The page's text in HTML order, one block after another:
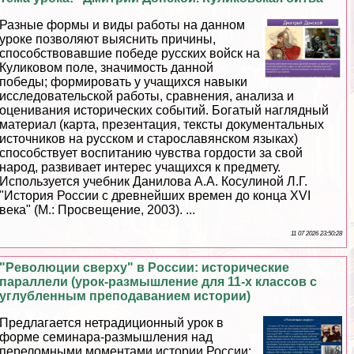
Разные формы и виды работы на данном
уроке позволяют выяснить причины,
способствовавшие победе русских войск на
Куликовом поле, значимость данной
победы; формировать у учащихся навыки
исследовательской работы, сравнения, анализа и
оценивания исторических событий. Богатый наглядный
материал (карта, презентация, тексты документальных
источников на русском и старославянском языках)
способствует воспитанию чувства гордости за свой
народ, развивает интерес учащихся к предмету.
Используется учебник Данилова А.А. Косулиной Л.Г.
"История России с древнейших времен до конца XVI
века" (М.: Просвещение, 2003). ...
11 07 2026 23:50:28
"Революции сверху" в России: исторические
параллели (урок-размышление для 11-х классов с
углубленным преподаванием истории)
Предлагается нетрадиционный урок в
форме семинара-размышления над
переломными моментами истории России: